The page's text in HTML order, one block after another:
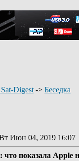
Digest -> Беседка
Июн 04, 2019 16:07
что показала Apple